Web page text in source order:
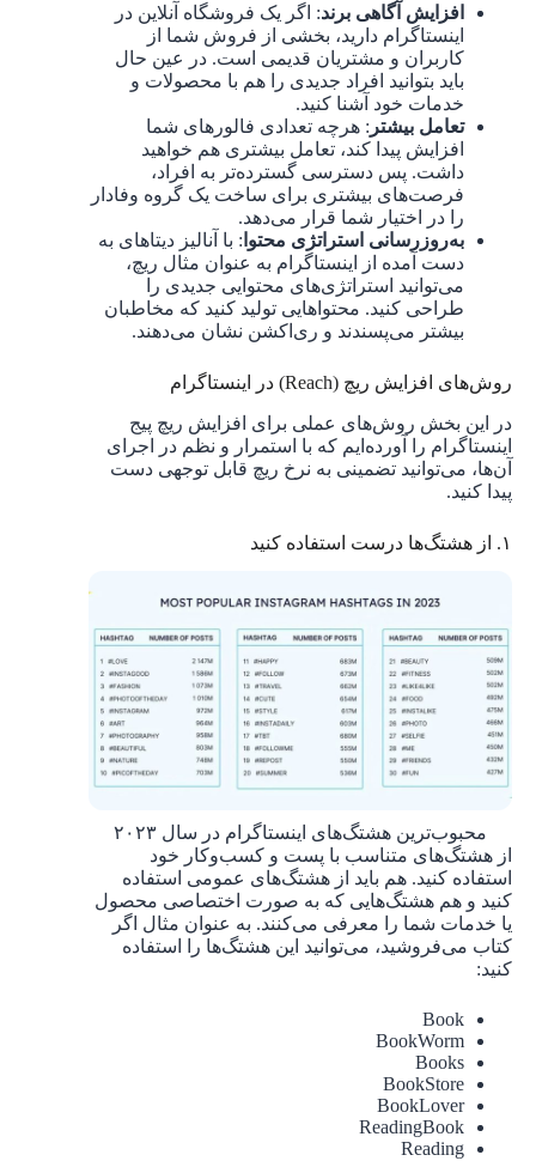
افزایش آگاهی برند: اگر یک فروشگاه آنلاین در
اینستاگرام دارید، بخشی از فروش شما از
کاربران و مشتریان قدیمی است. در عین حال
باید بتوانید افراد جدیدی را هم با محصولات و
خدمات خود آشنا کنید.
تعامل بیشتر : هرچه تعدادی فالورهای شما
افزایش پیدا کند، تعامل بیشتری هم خواهید
داشت. پس دسترسی گسترده‌تر به افراد،
فرصت‌های بیشتری برای ساخت یک گروه وفادار
را در اختیار شما قرار می‌دهد.
به‌روزرسانی استراتژی محتوا : با آنالیز دیتاهای به
دست آمده از اینستاگرام به عنوان مثال ریچ،
می‌توانید استراتژی‌های محتوایی جدیدی را
طراحی کنید. محتواهایی تولید کنید که مخاطبان
بیشتر می‌پسندند و ری‌اکشن نشان می‌دهند.
روش‌های افزایش ریچ (Reach) در اینستاگرام
در این بخش روش‌های عملی برای افزایش ریچ پیج
اینستاگرام را آورده‌ایم که با استمرار و نظم در اجرای
آن‌ها، می‌توانید تضمینی به نرخ ریچ قابل توجهی دست
پیدا کنید.
۱. از هشتگ‌ها درست استفاده کنید
محبوب‌ترین هشتگ‌های اینستاگرام در سال ۲۰۲۳
از هشتگ‌های متناسب با پست و کسب‌وکار خود
استفاده کنید. هم باید از هشتگ‌های عمومی استفاده
کنید و هم هشتگ‌هایی که به صورت اختصاصی محصول
یا خدمات شما را معرفی می‌کنند. به عنوان مثال اگر
کتاب می‌فروشید، می‌توانید این هشتگ‌ها را استفاده
کنید:
Book
BookWorm
Books
BookStore
BookLover
ReadingBook
Reading